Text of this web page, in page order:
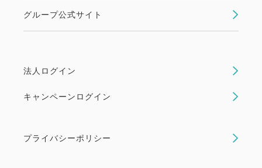
『お出かけは事前にしっかり計画を立てて充実したご
旅行を』 〜60日前までのご予約で人気のスタンダー
「久々に予定を合わせて集まる仲間たちと、お得に思
空室なし 詳細
グループ公式サイト
法人ログイン
キャンペーンログイン
プライバシーポリシー